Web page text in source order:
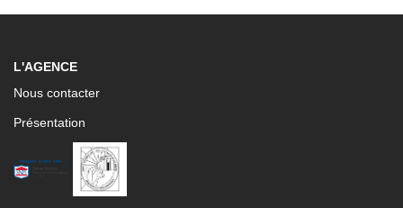
CONTACT
L'AGENCE
Nous contacter
Présentation